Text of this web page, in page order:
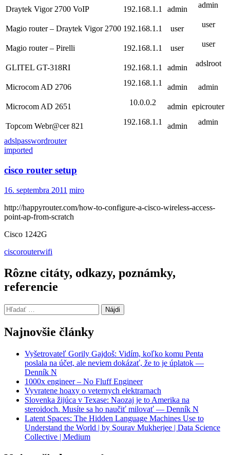
Draytek Vigor 2700 VoIP 192.168.1.1 admin admin
Magio router – Draytek Vigor 2700 192.168.1.1 user user
Magio router – Pirelli 192.168.1.1 user user
GLITEL GT-318RI 192.168.1.1 admin adslroot
Microcom AD 2706 192.168.1.1 admin admin
Microcom AD 2651 10.0.0.2 admin epicrouter
Topcom Webr@cer 821 192.168.1.1 admin admin
adslpasswordrouter
imported
cisco router setup
16. septembra 2011 miro
http://happyrouter.com/how-to-configure-a-cisco-wireless-access-
point-ap-from-scratch
Cisco 1242G
ciscorouterwifi
Rôzne citáty, odkazy, poznámky,
referencie
Hľadať:
Najnovšie články
Vyšetrovateľ Gorily Gajdoš: Vidím, koľko komu Penta
poslala na účet, ale neviem dokázať, že to je úplatok —
Denník N
1000x engineer – No Fluff Engineer
Vyvratene hoaxy o veternych elektrarnach
Slovenka žijúca v Texase: Naozaj je to Amerika na
steroidoch. Musíte sa ho naučiť milovať — Denník N
Latent Spaces: The Hidden Language Machines Use to
Understand the World | by Sourav Mukherjee | Data Science
Collective | Medium